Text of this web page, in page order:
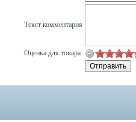
Текст комментария
Оценка для товара